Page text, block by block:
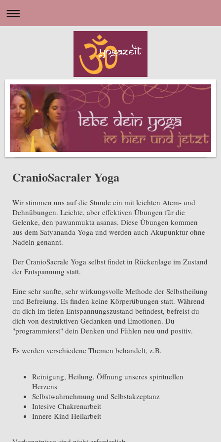
CranioSacraler Yoga
Wir stimmen uns auf die Stunde ein mit leichten Atem- und
Dehnübungen. Leichte, aber effektiven Übungen für die
Gelenke, den pawanmukta asanas. Diese Übungen kommen
aus dem Satyananda Yoga und werden auch Akupunktur ohne
Nadeln genannt.
Der CranioSacrale Yoga selbst findet in Rückenlage im Zustand
der Entspannung statt.
Eine sehr sanfte, sehr wirkungsvolle Methode der Selbstheilung
und Befreiung. Es finden keine Körperübungen statt. Während
du dich im tiefen Entspannungszustand befindest, befreist du
dich von destruktiven Gedanken und Emotionen. Du
"programmierst" dein Denken und Fühlen neu und positiv.
Es werden verschiedene Themen behandelt, z.B.
Reinigung, Heilung, Öffnung unseres spirituellen
Herzens
Selbstwahrnehmung und Selbstakzeptanz
Intesive Chakrenarbeit
Innere Kind Heilarbeit